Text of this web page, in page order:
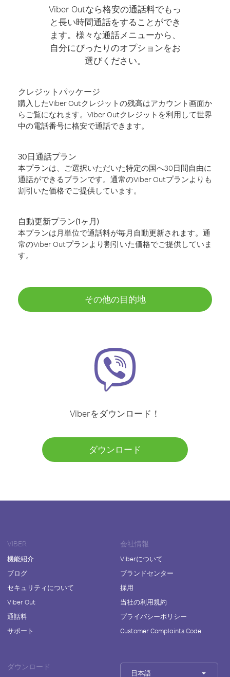
Viber Outなら格安の通話料でもっ
と長い時間通話をすることができ
ます。様々な通話メニューから、
自分にぴったりのオプションをお
選びください。
クレジットパッケージ
購入したViber Outクレジットの残高はアカウント画面か
らご覧になれます。Viber Outクレジットを利用して世界
中の電話番号に格安で通話できます。
30日通話プラン
本プランは、ご選択いただいた特定の国へ30日間自由に
通話ができるプランです。通常のViber Outプランよりも
割引いた価格でご提供しています。
自動更新プラン(1ヶ月)
本プランは月単位で通話料が毎月自動更新されます。通
常のViber Outプランより割引いた価格でご提供していま
す。
その他の目的地
Viberをダウンロード！
ダウンロード
VIBER
機能紹介
ブログ
セキュリティについて
Viber Out
通話料
サポート
会社情報
Viberについて
ブランドセンター
採用
当社の利用規約
プライバシーポリシー
Customer Complaints Code
ダウンロード
日本語